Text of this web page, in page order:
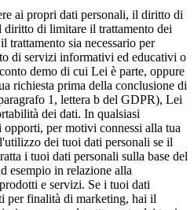
ai propri dati personali, il diritto di
di limitare il trattamento dei
trattamento sia necessario per
di servizi informativi ed educativi o
demo di cui Lei è parte, oppure
richiesta prima della conclusione di
1, lettera b del GDPR), Lei
dei dati. In qualsiasi
per motivi connessi alla tua
dei tuoi dati personali se il
i tuoi dati personali sulla base del
esempio in relazione alla
e servizi. Se i tuoi dati
per finalità di marketing, hai il